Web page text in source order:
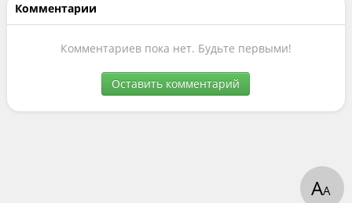
Комментарии
Комментариев пока нет. Будьте первыми!
Оставить комментарий
АА